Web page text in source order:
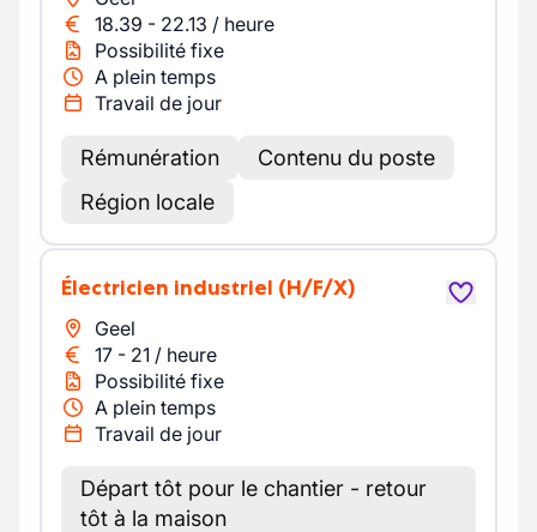
18.39 - 22.13 / heure
Possibilité fixe
A plein temps
Travail de jour
Rémunération
Contenu du poste
Région locale
Électricien industriel (H/F/X)
Geel
17 - 21 / heure
Possibilité fixe
A plein temps
Travail de jour
Départ tôt pour le chantier - retour
tôt à la maison